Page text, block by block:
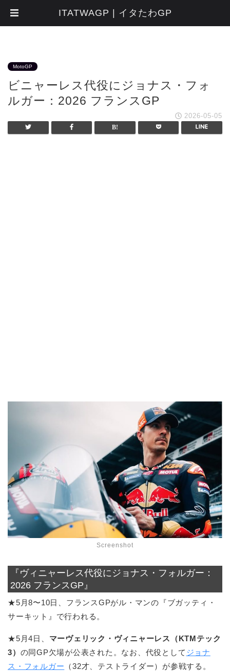
MotoGP
ビニャーレス代役にジョナス・フォ
ルガー：2026 フランスGP
2026-05-05
Screenshot
『ヴィニャーレス代役にジョナス・フォルガー：
2026 フランスGP』
★5月8〜10日、フランスGPがル・マンの『ブガッティ・
サーキット』で行われる。
★5月4日、 マーヴェリック・ヴィニャーレス（KTMテック
3） の同GP欠場が公表された。なお、代役として ジョナ
ス・フォルガー （32才、テストライダー）が参戦する。
ITATWAGP | イタたわGP